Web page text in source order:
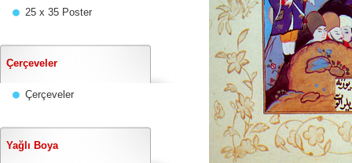
25 x 35 Poster
Çerçeveler
Çerçeveler
Yağlı Boya